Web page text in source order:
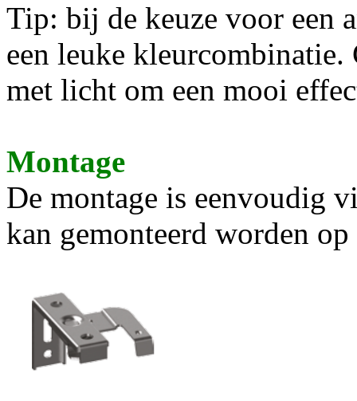
Tip: bij de keuze voor een
een leuke
met licht om een mooi
Montage
De montage is eenvoudig
kan gemonteerd worden